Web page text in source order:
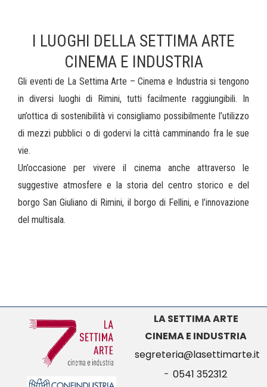
I LUOGHI DELLA SETTIMA ARTE
CINEMA E INDUSTRIA
Gli eventi de La Settima Arte – Cinema e Industria si tengono
in diversi luoghi di Rimini, tutti facilmente raggiungibili. In
un’ottica di sostenibilità vi consigliamo possibilmente l’utilizzo
di mezzi pubblici o di godervi la città camminando fra le sue
vie.
Un’occasione per vivere il cinema anche attraverso le
suggestive atmosfere e la storia del centro storico e del
borgo San Giuliano di Rimini, il borgo di Fellini, e l’innovazione
del multisala.
LA SETTIMA ARTE
CINEMA E INDUSTRIA
segreteria@lasettimarte.it
- 0541 352312